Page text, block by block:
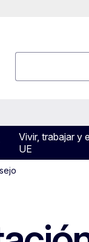
Vivir, trabajar y
UE